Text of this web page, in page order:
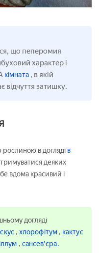
що пеперомия
характер і
кімната , в якій
відчуття затишку.
в догляді в
деяких
вдома красивий і
догляді
, хлорофітум , кактус
, сансев'єра.